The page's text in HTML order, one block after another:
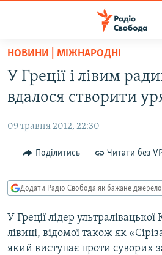
Перейти
основного
матеріалу
до
навігації
Перейти
до
ВСЕ ЗА ДОБУ
ПОЛІТИКА
ЕКОНОМІКА
КУЛЬТУРА
СПОРТ
УКРАЇНА
ВІЙНА
РОСІЙСЬКА «ФІЛЬТРАЦІЯ»
КРИМ.РЕАЛІЇ
ТИ ЯК?
СХЕМИ
НОВИНИ | МІЖНАРОДНІ
У Греції і лівим
вдалося створити
09 травня 2012, 22:30
Поділитись Читати без
Додати Радіо Свобода як бажане
У Греції лідер ультралівацької
лівиці, відомої також як
який виступає проти суворих